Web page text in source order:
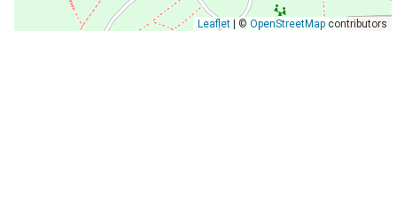
Leaflet| © OpenStreetMapcontributors